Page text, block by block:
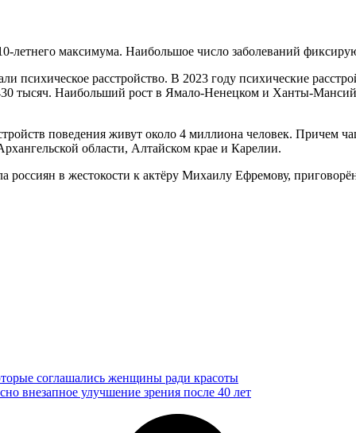
летнего максимума. Наибольшое число заболеваний
психическое расстройство. В 2023 году психические
тысяч. Наибольший рост в Ямало-Ненецком и Ханты-
поведения живут около 4 миллиона человек. Причем
области, Алтайском крае и Карелии.
россиян в жестокости к актёру Михаилу Ефремову,
соглашались женщины ради красоты
внезапное улучшение зрения после 40 лет